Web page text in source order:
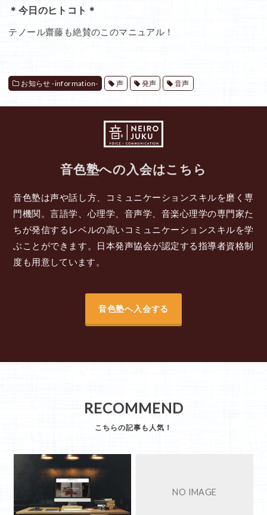
＊今日のヒトコト＊
テノール齋藤も絶賛のこのマニュアル！
お知らせ -information- 声 発声 音声
音色塾への入会はこちら
音色塾は声や話し方、コミュニケーションスキルを磨く専
門機関。言語学、心理学、音声学、音楽心理学の専門家た
ちが発信するレベルの高いコミュニケーションスキルを学
ぶことができます。日本発声協会が認定する指導者資格制
度も用意しています。
音色塾へ入会する
RECOMMEND